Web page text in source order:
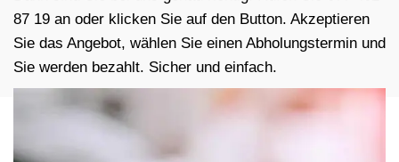
87 19 an oder klicken Sie auf den Button. Akzeptieren
Sie das Angebot, wählen Sie einen Abholungstermin und
Sie werden bezahlt. Sicher und einfach.